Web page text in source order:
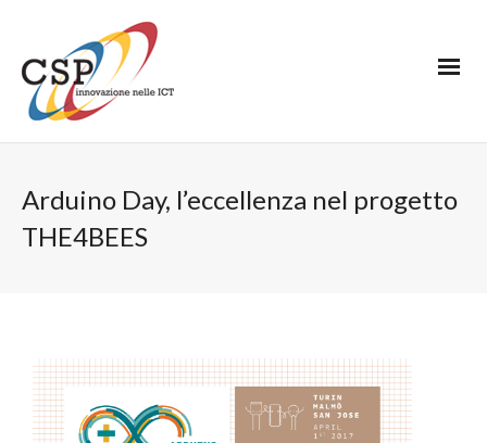
Arduino Day, l’eccellenza nel progetto
THE4BEES